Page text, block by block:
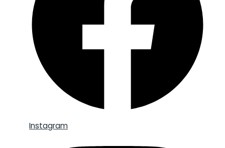
Instagram